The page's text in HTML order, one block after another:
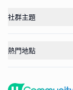
社群主題
熱門地點